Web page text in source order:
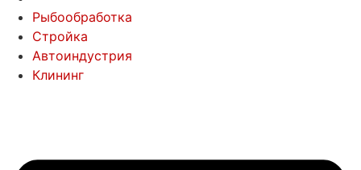
Рыбообработка
Стройка
Автоиндустрия
Клининг